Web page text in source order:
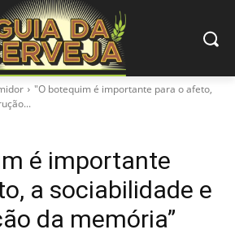
"O botequim é importante para o afeto,
é importante
a sociabilidade e
da memória”